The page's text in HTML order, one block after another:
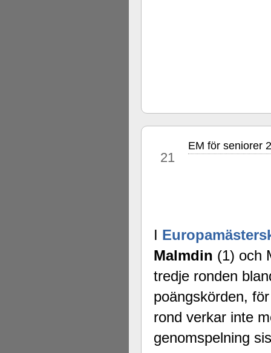
21
EM för seniorer
I
Malmdin (1) och
tredje ronden
poängskörden,
rond verkar inte
genomspelning